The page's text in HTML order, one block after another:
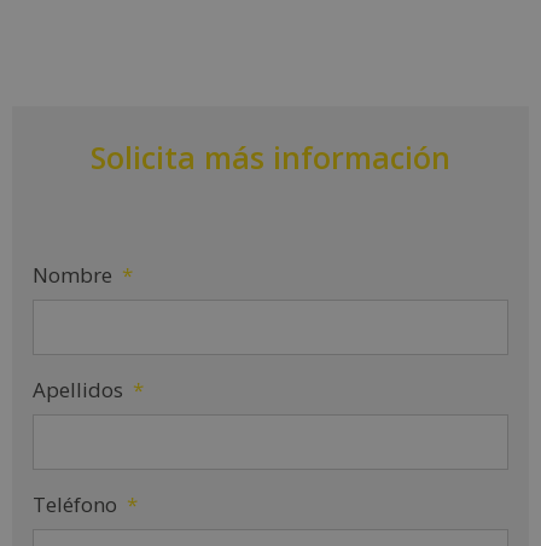
Solicita más información
Nombre *
Apellidos *
Teléfono *